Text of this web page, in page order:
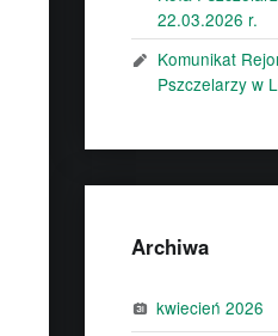
22.03.2026 r.
Komunikat
Pszczelarzy w
Archiwa
kwiecień 2026